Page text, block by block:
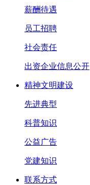
薪酬待遇
员工招聘
社会责任
出资企业信息公开
精神文明建设
先进典型
科普知识
公益广告
党建知识
联系方式